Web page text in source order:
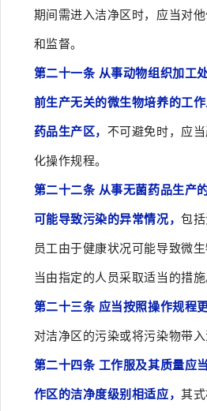
期间需进入洁净区时，应当对
和监督。
第二十一条 从事动物组织加工
前生产无关的微生物培养的工
药品生产区， 不可避免时，应
化操作规程。
第二十二条 从事无菌药品生产
可能导致污染的异常情况，包
员工由于健康状况可能导致微
当由指定的人员采取适当的措施
第二十三条 应当按照操作规程
对洁净区的污染或将污染物带入
第二十四条 工作服及其质量应
作区的洁净度级别相适应，其